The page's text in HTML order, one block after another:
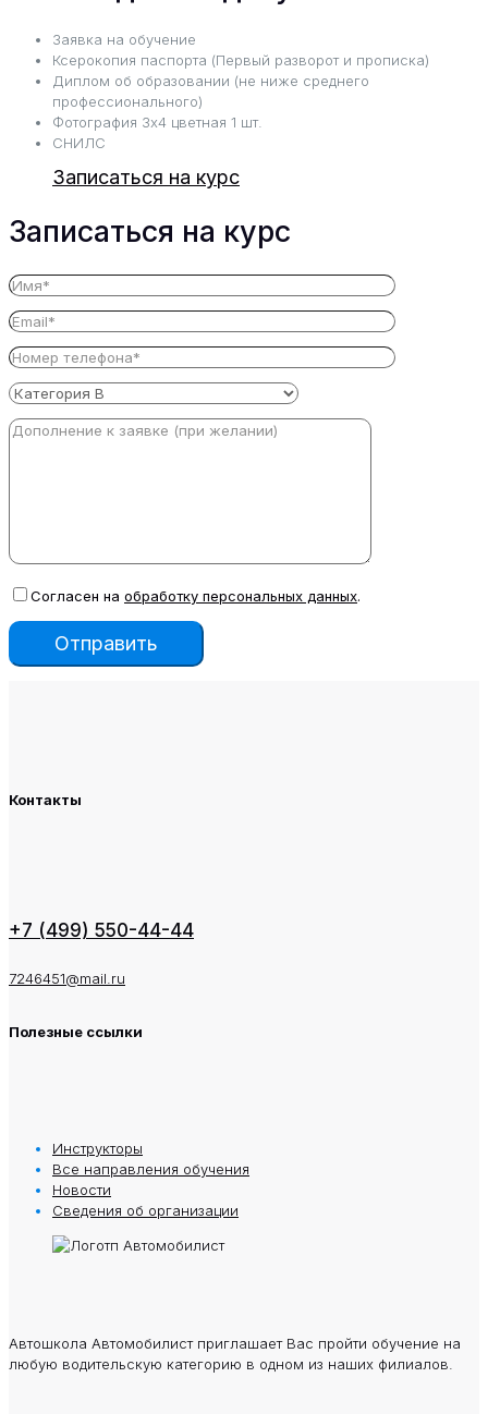
Заявка на обучение
Ксерокопия паспорта (Первый разворот и прописка)
Диплом об образовании (не ниже среднего
профессионального)
Фотография 3х4 цветная 1 шт.
СНИЛС
Записаться на курс
Записаться на курс
Согласен на обработку персональных данных.
Контакты
+7 (499) 550-44-44
7246451@mail.ru
Полезные ссылки
Инструкторы
Все направления обучения
Новости
Сведения oб oрганизации
Автошкола Автомобилист приглашает Вас пройти обучение на
любую водительскую категорию в одном из наших филиалов.